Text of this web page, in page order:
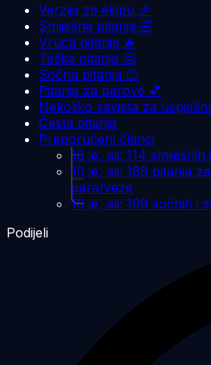
Verzija za ekipu 🎉
Smiješna pitanja 🤣
Vruća pitanja 🔥
Teška pitanja 🤔
Sočna pitanja 😏
Pitanja za parove 💕
Nekoliko savjeta za
Česta pitanja
Preporučeni članci
10 je, ali: 114
10 je, ali: 169 pitanja
para/veze
10 je, ali: 109 sočnih i
Podijeli